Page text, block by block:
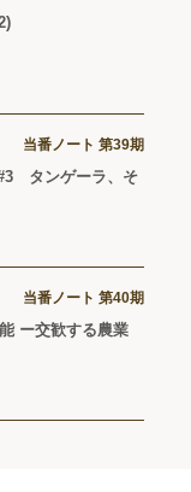
当番ノート 第39期
タンゲーラ、そ
当番ノート 第40期
ー交歓する農業